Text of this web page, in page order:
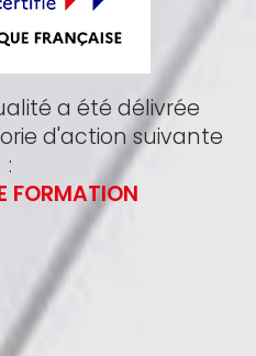
a été délivrée
d'action suivante
:
FORMATION